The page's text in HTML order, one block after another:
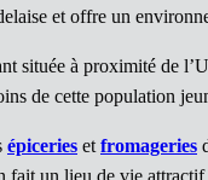
et offre un
située à proximité de
de cette population
épiceries et fromageries